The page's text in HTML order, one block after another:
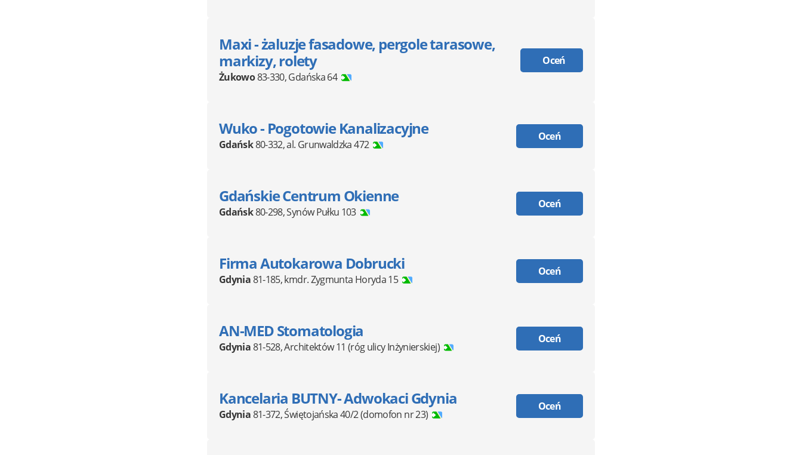
Maxi - żaluzje fasadowe, pergole tarasowe,
markizy, rolety
Żukowo83-330,Gdańska 64
Oceń
Wuko - Pogotowie Kanalizacyjne
Gdańsk80-332,al. Grunwaldzka 472
Oceń
Gdańskie Centrum Okienne
Gdańsk80-298,Synów Pułku 103
Oceń
Firma Autokarowa Dobrucki
Gdynia81-185,kmdr. Zygmunta Horyda 15
Oceń
AN-MED Stomatologia
Gdynia81-528,Architektów 11 (róg ulicy Inżynierskiej)
Oceń
Kancelaria BUTNY- Adwokaci Gdynia
Gdynia81-372,Świętojańska 40/2(domofon nr 23)
Oceń